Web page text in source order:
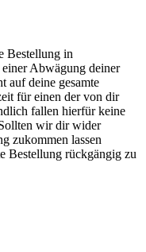
Bestellung in
Abwägung deiner
auf deine gesamte
für einen der von dir
fallen hierfür keine
wir dir wider
zukommen lassen
Bestellung rückgängig zu